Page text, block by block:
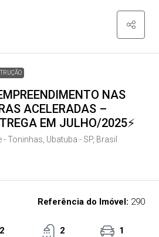
NAS
ACELERADAS –
EM JULHO/2025⚡
Toninhas, Ubatuba - SP, Brasil
Referência do Imóvel: 290
2
2
1